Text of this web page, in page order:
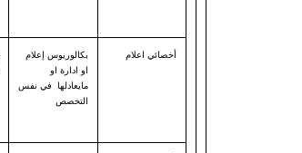
أخصائي اعلام
بكالوريوس إعلام
او ادارة او
مايعادلها في نفس
التخصص